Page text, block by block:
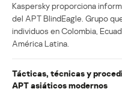
Kaspersky proporciona
del APT BlindEagle. Grupo
individuos en Colombia,
América Latina.
Tácticas, técnicas y
APT asiáticos modernos